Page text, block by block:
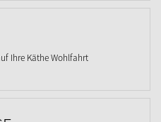
Ihre Käthe Wohlfahrt